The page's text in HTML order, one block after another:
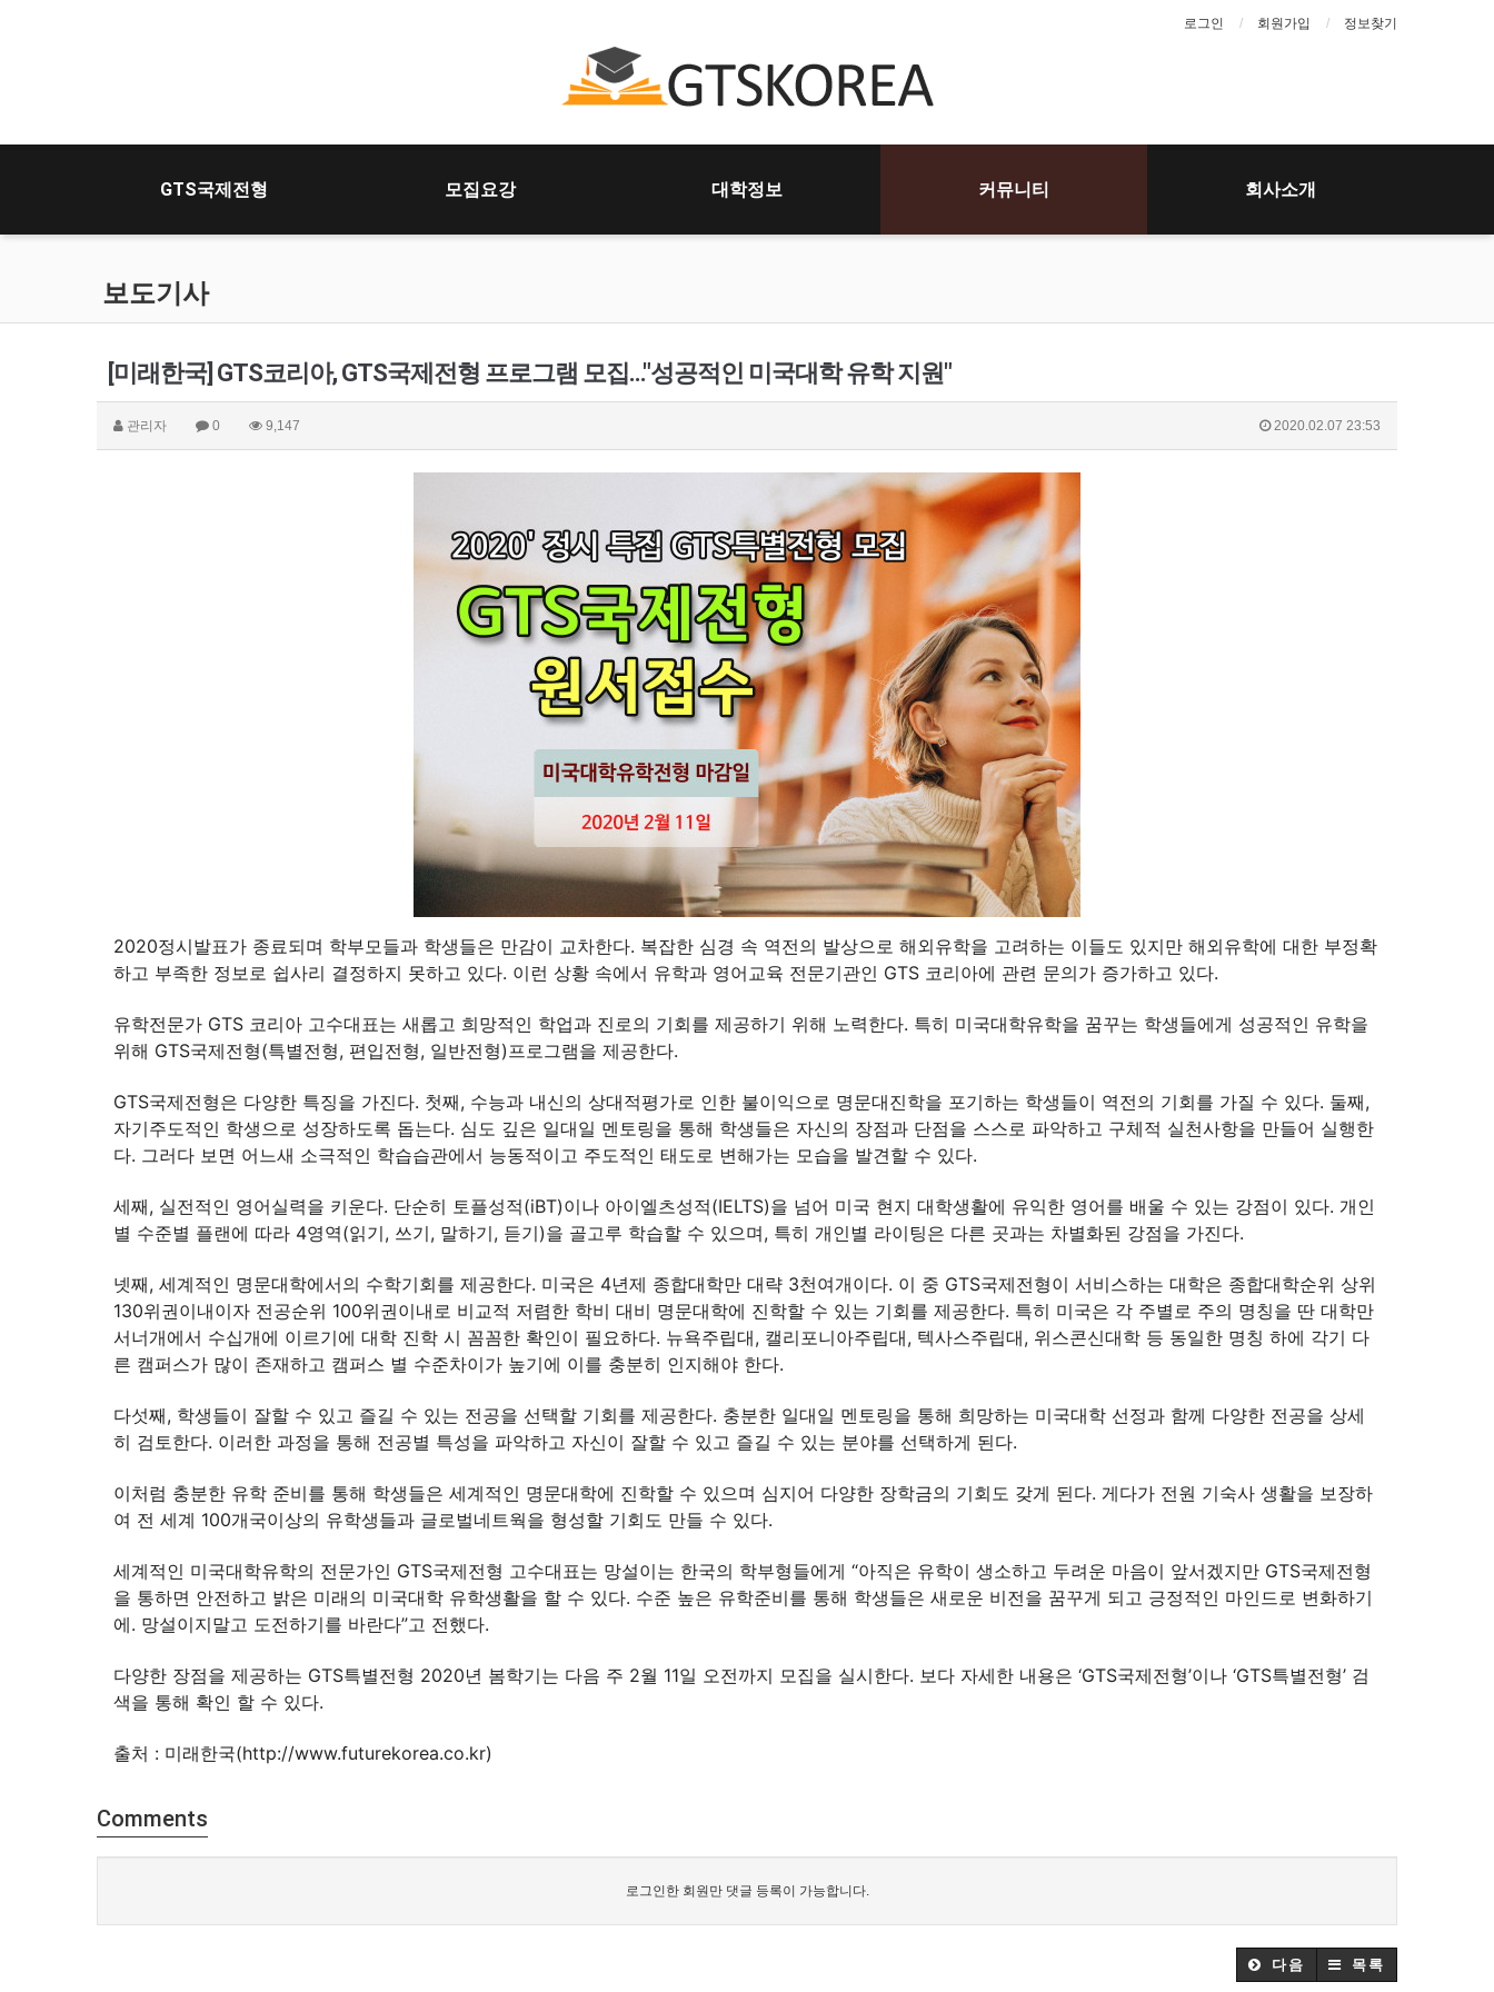
로그인 회원가입 정보찾기
GTS국제전형 모집요강 대학정보 커뮤니티 회사소개
보도기사
[미래한국] GTS코리아, GTS국제전형 프로그램 모집..."성공적인 미국대학 유학 지원"
관리자 0 9,147 2020.02.07 23:53
2020정시발표가 종료되며 학부모들과 학생들은 만감이 교차한다. 복잡한 심경 속 역전의 발상으로 해외유학을 고려하는 이들도 있지만 해외유학에 대한 부정확
하고 부족한 정보로 쉽사리 결정하지 못하고 있다. 이런 상황 속에서 유학과 영어교육 전문기관인 GTS 코리아에 관련 문의가 증가하고 있다.
유학전문가 GTS 코리아 고수대표는 새롭고 희망적인 학업과 진로의 기회를 제공하기 위해 노력한다. 특히 미국대학유학을 꿈꾸는 학생들에게 성공적인 유학을
위해 GTS국제전형(특별전형, 편입전형, 일반전형)프로그램을 제공한다.
GTS국제전형은 다양한 특징을 가진다. 첫째, 수능과 내신의 상대적평가로 인한 불이익으로 명문대진학을 포기하는 학생들이 역전의 기회를 가질 수 있다. 둘째,
자기주도적인 학생으로 성장하도록 돕는다. 심도 깊은 일대일 멘토링을 통해 학생들은 자신의 장점과 단점을 스스로 파악하고 구체적 실천사항을 만들어 실행한
다. 그러다 보면 어느새 소극적인 학습습관에서 능동적이고 주도적인 태도로 변해가는 모습을 발견할 수 있다.
세째, 실전적인 영어실력을 키운다. 단순히 토플성적(iBT)이나 아이엘츠성적(IELTS)을 넘어 미국 현지 대학생활에 유익한 영어를 배울 수 있는 강점이 있다. 개인
별 수준별 플랜에 따라 4영역(읽기, 쓰기, 말하기, 듣기)을 골고루 학습할 수 있으며, 특히 개인별 라이팅은 다른 곳과는 차별화된 강점을 가진다.
넷째, 세계적인 명문대학에서의 수학기회를 제공한다. 미국은 4년제 종합대학만 대략 3천여개이다. 이 중 GTS국제전형이 서비스하는 대학은 종합대학순위 상위
130위권이내이자 전공순위 100위권이내로 비교적 저렴한 학비 대비 명문대학에 진학할 수 있는 기회를 제공한다. 특히 미국은 각 주별로 주의 명칭을 딴 대학만
서너개에서 수십개에 이르기에 대학 진학 시 꼼꼼한 확인이 필요하다. 뉴욕주립대, 캘리포니아주립대, 텍사스주립대, 위스콘신대학 등 동일한 명칭 하에 각기 다
른 캠퍼스가 많이 존재하고 캠퍼스 별 수준차이가 높기에 이를 충분히 인지해야 한다.
다섯째, 학생들이 잘할 수 있고 즐길 수 있는 전공을 선택할 기회를 제공한다. 충분한 일대일 멘토링을 통해 희망하는 미국대학 선정과 함께 다양한 전공을 상세
히 검토한다. 이러한 과정을 통해 전공별 특성을 파악하고 자신이 잘할 수 있고 즐길 수 있는 분야를 선택하게 된다.
이처럼 충분한 유학 준비를 통해 학생들은 세계적인 명문대학에 진학할 수 있으며 심지어 다양한 장학금의 기회도 갖게 된다. 게다가 전원 기숙사 생활을 보장하
여 전 세계 100개국이상의 유학생들과 글로벌네트웍을 형성할 기회도 만들 수 있다.
세계적인 미국대학유학의 전문가인 GTS국제전형 고수대표는 망설이는 한국의 학부형들에게 “아직은 유학이 생소하고 두려운 마음이 앞서겠지만 GTS국제전형
을 통하면 안전하고 밝은 미래의 미국대학 유학생활을 할 수 있다. 수준 높은 유학준비를 통해 학생들은 새로운 비전을 꿈꾸게 되고 긍정적인 마인드로 변화하기
에. 망설이지말고 도전하기를 바란다”고 전했다.
다양한 장점을 제공하는 GTS특별전형 2020년 봄학기는 다음 주 2월 11일 오전까지 모집을 실시한다. 보다 자세한 내용은 ‘GTS국제전형’이나 ‘GTS특별전형’ 검
색을 통해 확인 할 수 있다.
출처 : 미래한국(http://www.futurekorea.co.kr)
Comments
로그인한 회원만 댓글 등록이 가능합니다.
다음 목록